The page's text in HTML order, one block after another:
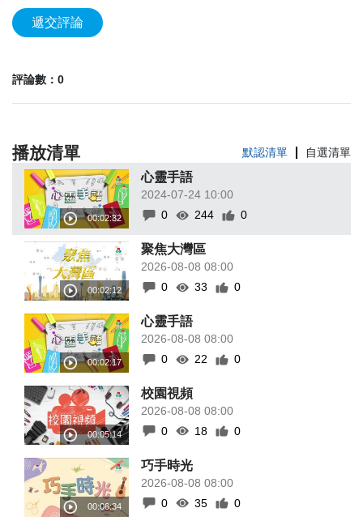
遞交評論
評論數：0
播放清單 默認清單 自選清單
心靈手語
2024-07-24 10:00
0
244 0
聚焦大灣區
2026-08-08 08:00
0
33 0
心靈手語
2026-08-08 08:00
0
22 0
校園視頻
2026-08-08 08:00
0
18 0
巧手時光
2026-08-08 08:00
0
35 0